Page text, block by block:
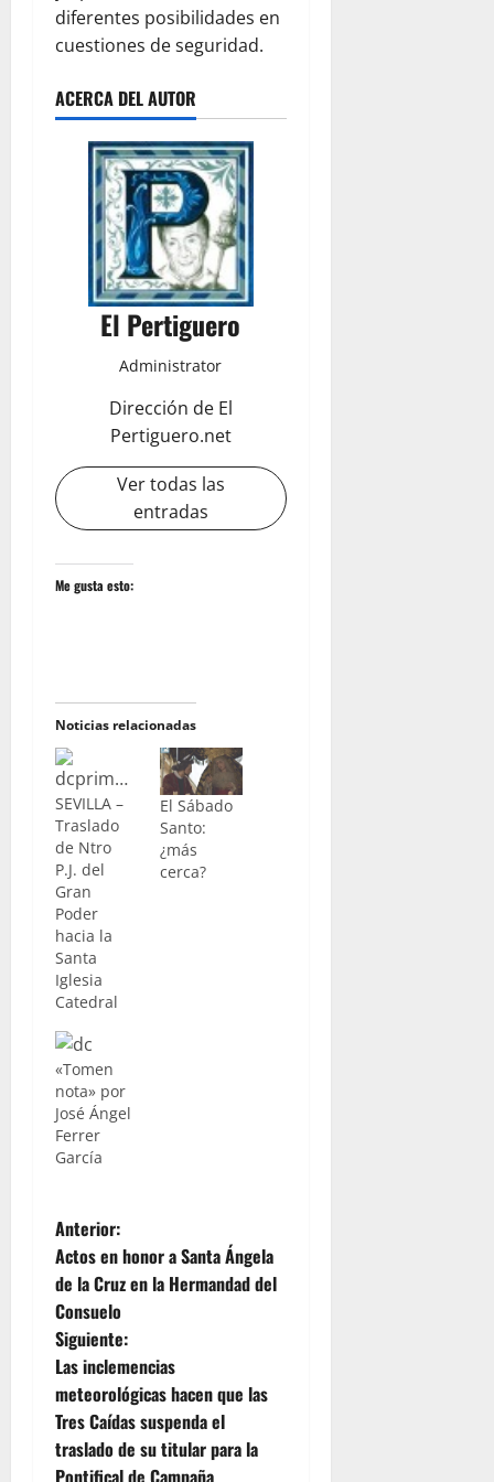
diferentes posibilidades en
cuestiones de seguridad.
ACERCA DEL AUTOR
El Pertiguero
Administrator
Dirección de El
Pertiguero.net
Ver todas las
entradas
Me gusta esto:
Noticias relacionadas
SEVILLA –
Traslado
de Ntro
P.J. del
Gran
Poder
hacia la
Santa
Iglesia
Catedral
El Sábado
Santo:
¿más
cerca?
«Tomen
nota» por
José Ángel
Ferrer
García
N
a
v
e
g
a
Anterior:
Actos en honor a Santa Ángela
de la Cruz en la Hermandad del
Consuelo
Siguiente:
Las inclemencias
meteorológicas hacen que las
Tres Caídas suspenda el
traslado de su titular para la
Pontifical de Campaña